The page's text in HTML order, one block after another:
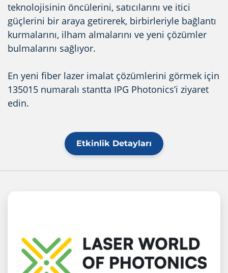
teknolojisinin öncülerini, satıcılarını ve itici
güçlerini bir araya getirerek, birbirleriyle bağlantı
kurmalarını, ilham almalarını ve yeni çözümler
bulmalarını sağlıyor.
En yeni fiber lazer imalat çözümlerini görmek için
135015 numaralı stantta IPG Photonics’i ziyaret
edin.
Etkinlik Detayları